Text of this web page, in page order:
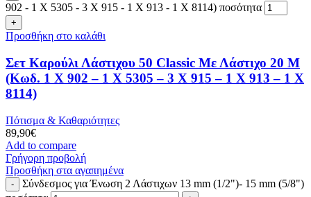
902 - 1 X 5305 - 3 X 915 - 1 X 913 - 1 X 8114) ποσότητα
Προσθήκη στο καλάθι
Σετ Καρούλι Λάστιχου 50 Classic Με Λάστιχο 20 Μ
(Κωδ. 1 X 902 – 1 X 5305 – 3 X 915 – 1 X 913 – 1 X
8114)
Πότισμα & Καθαριότητες
89,90€
Add to compare
Γρήγορη προβολή
Προσθήκη στα αγαπημένα
Σύνδεσμος για Ένωση 2 Λάστιχων 13 mm (1/2")- 15 mm (5/8")